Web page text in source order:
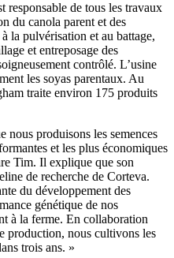
responsable de tous les travaux
du canola parent et des
la pulvérisation et au battage,
et entreposage des
contrôlé. L’usine
les soyas parentaux. Au
traite environ 175 produits
nous produisons les semences
et les plus économiques
Tim. Il explique que son
de recherche de Corteva.
du développement des
génétique de nos
à la ferme. En collaboration
production, nous cultivons les
trois ans. »